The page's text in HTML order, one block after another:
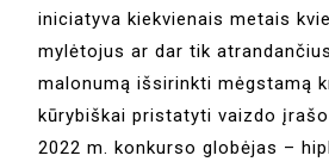
iniciatyva kiekvienais metais
mylėtojus ar dar tik
malonumą išsirinkti mėgstamą
kūrybiškai pristatyti vaizdo
2022 m. konkurso globėjas –